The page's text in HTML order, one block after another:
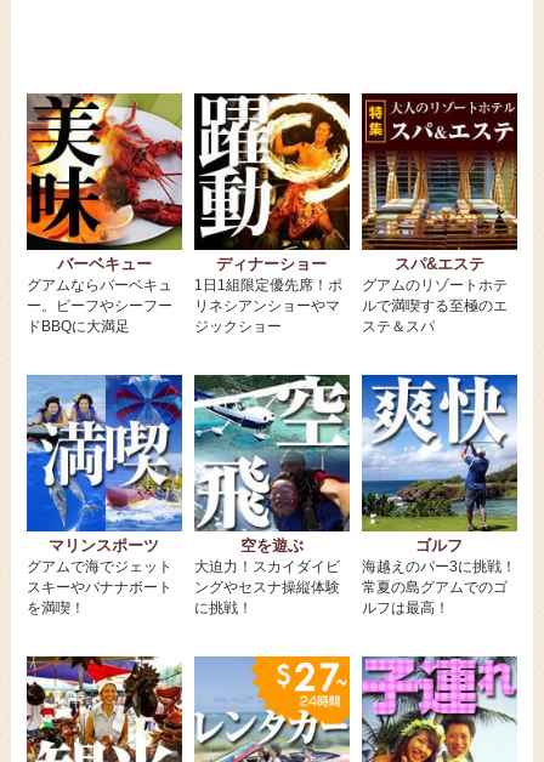
バーベキュー
グアムならバーベキュ
ー。ビーフやシーフー
ドBBQに大満足
ディナーショー
1日1組限定優先席！ポ
リネシアンショーやマ
ジックショー
スパ&エステ
グアムのリゾートホテ
ルで満喫する至極のエ
ステ＆スパ
マリンスポーツ
グアムで海でジェット
スキーやバナナボート
を満喫！
空を遊ぶ
大迫力！スカイダイビ
ングやセスナ操縦体験
に挑戦！
ゴルフ
海越えのパー3に挑戦！
常夏の島グアムでのゴ
ルフは最高！